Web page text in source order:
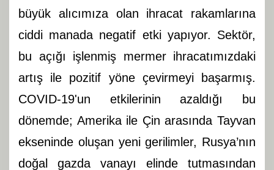
büyük alıcımıza olan ihracat rakamlarına
ciddi manada negatif etki yapıyor. Sektör,
bu açığı işlenmiş mermer ihracatımızdaki
artış ile pozitif yöne çevirmeyi başarmış.
COVID-19'un etkilerinin azaldığı bu
dönemde; Amerika ile Çin arasında Tayvan
ekseninde oluşan yeni gerilimler, Rusya’nın
doğal gazda vanayı elinde tutmasından